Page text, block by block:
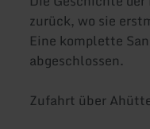
zurück, wo sie
Eine komplette
abgeschlossen.
Zufahrt über